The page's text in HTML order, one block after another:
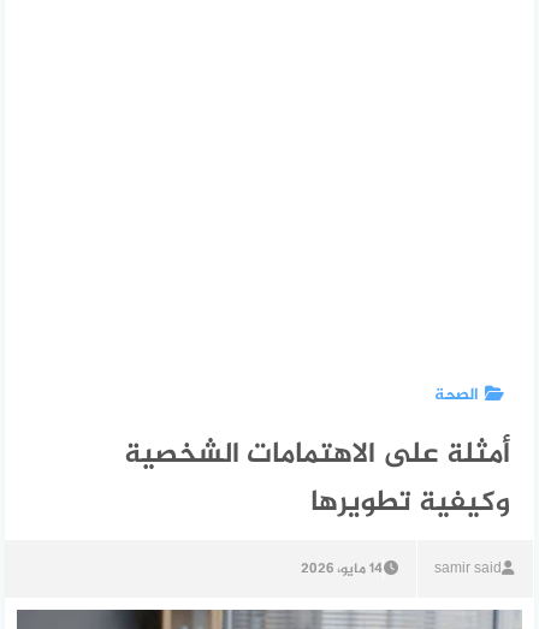
الصحة
أمثلة على الاهتمامات الشخصية
وكيفية تطويرها
samir said 14 مايو، 2026